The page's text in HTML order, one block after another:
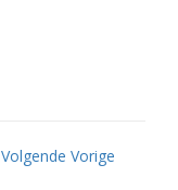
Volgende Vorige